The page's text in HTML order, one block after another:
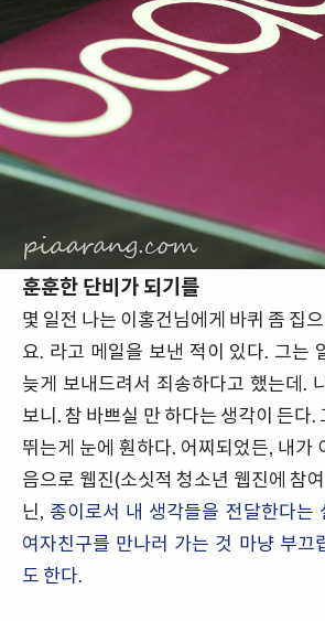
훈훈한 단비가 되기를
몇 일전 나는 이홍건님에게 바퀴 좀 집
요. 라고 메일을 보낸 적이 있다. 그는
늦게 보내드려서 죄송하다고 했는데.
보니. 참 바쁘실 만 하다는 생각이 든다.
뛰는게 눈에 훤하다. 어찌되었든, 내가
음으로 웹진(소싯적 청소년 웹진에 참
닌, 종이로서 내 생각들을 전달한다는
여자친구를 만나러 가는 것 마냥 부끄
도 한다.